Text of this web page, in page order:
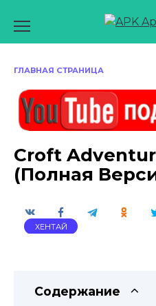
содержанию
ГЛАВНАЯ СТРАНИЦА
Croft
(Полная
ХЕНТАЙ
Содержание